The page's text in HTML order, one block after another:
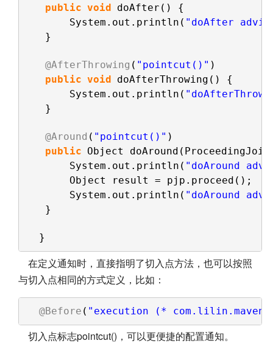
public void doAfter() {
System.out.println( "doAfter
}
@AfterThrowing ( "pointcut()" )
public void doAfterThrowing() {
System.out.println(
}
@Around ( "pointcut()" )
public Object
System.out.println( "doAround
Object result = pjp.proceed();
System.out.println( "doAround
}
}
在定义通知时，直接指明了切入点方法，也可以按照
与切入点相同的方式定义，比如：
@Before ( "execution (*
切入点标志pointcut()，可以更便捷的配置通知。